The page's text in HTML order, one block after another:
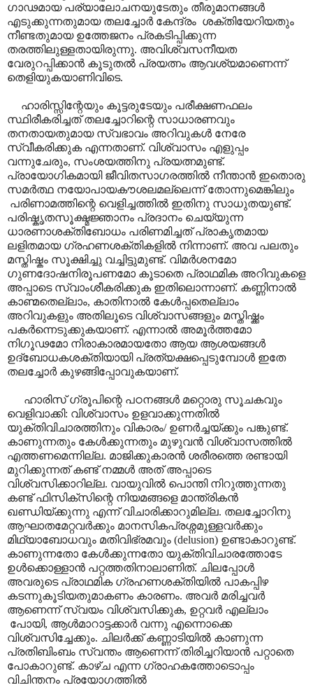
ഗാഢമായ പര്യാലോചനയുടേതും തീരുമാനങ്ങൾ
എടുക്കുന്നതുമായ തലച്ചോർ കേന്ദ്രം ശക്തിയേറിയതും
നീണ്ടതുമായ ഉത്തേജനം പ്രകടിപ്പിക്കുന്ന
തരത്തിലുള്ളതായിരുന്നു. അവിശ്വസനീയത
വേരുറപ്പിക്കാൻ കൂടുതൽ പ്രയത്നം ആവശ്യമാണെന്ന്
തെളിയുകയാണിവിടെ.
ഹാരിസ്സിന്റേയും കൂട്ടരുടേയും പരീക്ഷണഫലം
സ്ഥിരീകരിച്ചത് തലച്ചോറിന്റെ സാധാരണവും
തനതായതുമായ സ്വഭാവം അറിവുകൾ നേരേ
സ്വീകരിക്കുക എന്നതാണ്. വിശ്വാസം എളുപ്പം
വന്നുചേരും, സംശയത്തിനു പ്രയത്നമുണ്ട്.
പ്രായോഗികമായി ജീവിതസാഗരത്തിൽ നീന്താൻ ഇതൊരു
സമർത്ഥ നയോപായകൗശലമല്ലെന്ന് തോന്നുമെങ്കിലും
പരിണാമത്തിന്റെ വെളിച്ചത്തിൽ ഇതിനു സാധുതയുണ്ട്.
പരിഷ്കൃതസൂക്ഷ്മജ്ഞാനം പ്രദാനം ചെയ്യുന്ന
ധാരണാശക്തിബോധം പരിണമിച്ചത് പ്രാകൃതമായ
ലളിതമായ ഗ്രഹണശക്തികളിൽ നിന്നാണ്. അവ പലതും
മസ്തിഷ്കം സൂക്ഷിച്ചു വച്ചിട്ടുമുണ്ട്. വിമർശനമോ
ഗുണദോഷനിരൂപണമോ കൂടാതെ പ്രാഥമിക അറിവുകളെ
അപ്പാടെ സ്വാംശീകരിക്കുക ഇതിലൊന്നാണ്. കണ്ണിനാൽ
കാണ്മതെല്ലാം, കാതിനാൽ കേൾപ്പതെല്ലാം
അറിവുകളും അതിലൂടെ വിശ്വാസങ്ങളും മസ്തിഷ്ക്കം
പകർന്നെടുക്കുകയാണ്. എന്നാൽ അമൂർത്തമോ
നിഗൂഢമോ നിരാകാരമായതോ ആയ ആശയങ്ങൾ
ഉദ്ബോധകശക്തിയായി പ്രത്യക്ഷപ്പെടുമ്പോൾ ഇതേ
തലച്ചോർ കുഴങ്ങിപ്പോവുകയാണ്.
ഹാരിസ് ഗ്രൂപിന്റെ പഠനങ്ങൾ മറ്റൊരു സൂചകവും
വെളിവാക്കി: വിശ്വാസം ഉളവാക്കുന്നതിൽ
യുക്തിവിചാരത്തിനും വികാരം/ ഉണർച്ചയ്ക്കും പങ്കുണ്ട്.
കാണുന്നതും കേൾക്കുന്നതും മുഴുവൻ വിശ്വാസത്തിൽ
എത്തണമെന്നില്ല. മാജിക്കുകാരൻ ശരീരത്തെ രണ്ടായി
മുറിക്കുന്നത് കണ്ട് നമ്മൾ അത് അപ്പാടെ
വിശ്വസിക്കാറില്ല. വായുവിൽ പൊന്തി നിറുത്തുന്നതു
കണ്ട് ഫിസിക്സിന്റെ നിയമങ്ങളെ മാന്ത്രികൻ
ഖണ്ഡിയ്ക്കുന്നു എന്ന് വിചാരിക്കാറുമില്ല. തലച്ചോറിനു
ആഘാതമേറ്റവർക്കും മാനസികപ്രശ്നമുള്ളവർക്കും
മിഥ്യാബോധവും മതിവിഭ്രമവും (delusion) ഉണ്ടാകാറുണ്ട്.
കാണുന്നതോ കേൾക്കുന്നതോ യുക്തിവിചാരത്തോടേ
ഉൾക്കൊള്ളാൻ പറ്റത്തതിനാലാണിത്. ചിലപ്പോൾ
അവരുടെ പ്രാഥമിക ഗ്രഹണശക്തിയിൽ പാകപ്പിഴ
കടന്നുകൂടിയതുമാകണം കാരണം. അവർ മരിച്ചവർ
ആണെന്ന് സ്വയം വിശ്വസിക്കുക, ഉറ്റവർ എല്ലാം
പോയി, ആൾമാറാട്ടക്കാർ വന്നു എന്നൊക്കെ
വിശ്വസിച്ചേക്കും. ചിലർക്ക് കണ്ണാടിയിൽ കാണുന്ന
പ്രതിബിംബം സ്വന്തം ആണെന്ന് തിരിച്ചറിയാൻ പറ്റാതെ
പോകാറുണ്ട്. കാഴ്ച എന്ന ഗ്രാഹകത്തോടൊപ്പം
വിചിന്തനം പ്രയോഗത്തിൽ